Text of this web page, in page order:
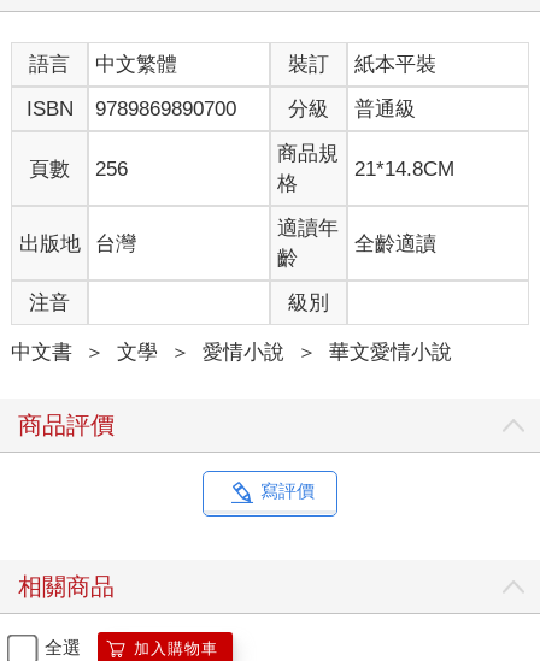
儘管說出那句話的當下，她處於意亂情迷的狀態，但所言確
實出於真心，她想陪伴在張析宇身邊，把瀕臨崩潰邊緣的他拉回
來。她同時也忍不住想，會不會上床也是一種「陪伴」？她與張
析宇上床，其實只是在完成文妲指派的任務之一。
然而她還來不及深思，就被張析宇帶給她的快感淹沒。
她注意到張析宇有做保護措施。
或許不管她和他再如何被情感左右，仍保有一絲理性，並未
將現實全數拋諸腦後。
荏苒感受著張析宇身上炙熱的體溫，與他繾綣交纏，一邊沉
迷性愛的歡愉，一邊對於這一切隱隱感到不安。
坐在桌子對面的荏苒。
起來好像變得精明不少。」
「我、我本來就很精明。」荏苒不服氣地辯解，心說薛姍姍
語言 中文繁體 裝訂
紙本平裝
ISBN
9789869890700 分級 普通級
頁數 256
商品規
格
21*14.8CM
出版地 台灣
適讀年
齡
全齡適讀
注音 級別
中文書 ＞ 文學 ＞ 愛情小說 ＞ 華文愛情小說
商品評價
寫評價
相關商品
全選 加入購物車